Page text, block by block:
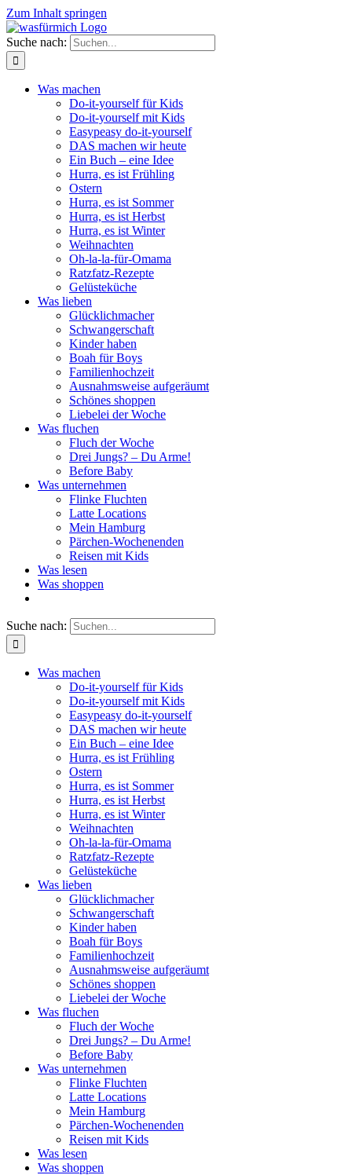
Zum Inhalt springen
Suche nach:
Was machen
Do-it-yourself für Kids
Do-it-yourself mit Kids
Easypeasy do-it-yourself
DAS machen wir heute
Ein Buch – eine Idee
Hurra, es ist Frühling
Ostern
Hurra, es ist Sommer
Hurra, es ist Herbst
Hurra, es ist Winter
Weihnachten
Oh-la-la-für-Omama
Ratzfatz-Rezepte
Gelüsteküche
Was lieben
Glücklichmacher
Schwangerschaft
Kinder haben
Boah für Boys
Familienhochzeit
Ausnahmsweise aufgeräumt
Schönes shoppen
Liebelei der Woche
Was fluchen
Fluch der Woche
Drei Jungs? – Du Arme!
Before Baby
Was unternehmen
Flinke Fluchten
Latte Locations
Mein Hamburg
Pärchen-Wochenenden
Reisen mit Kids
Was lesen
Was shoppen
Suche nach:
Was machen
Do-it-yourself für Kids
Do-it-yourself mit Kids
Easypeasy do-it-yourself
DAS machen wir heute
Ein Buch – eine Idee
Hurra, es ist Frühling
Ostern
Hurra, es ist Sommer
Hurra, es ist Herbst
Hurra, es ist Winter
Weihnachten
Oh-la-la-für-Omama
Ratzfatz-Rezepte
Gelüsteküche
Was lieben
Glücklichmacher
Schwangerschaft
Kinder haben
Boah für Boys
Familienhochzeit
Ausnahmsweise aufgeräumt
Schönes shoppen
Liebelei der Woche
Was fluchen
Fluch der Woche
Drei Jungs? – Du Arme!
Before Baby
Was unternehmen
Flinke Fluchten
Latte Locations
Mein Hamburg
Pärchen-Wochenenden
Reisen mit Kids
Was lesen
Was shoppen